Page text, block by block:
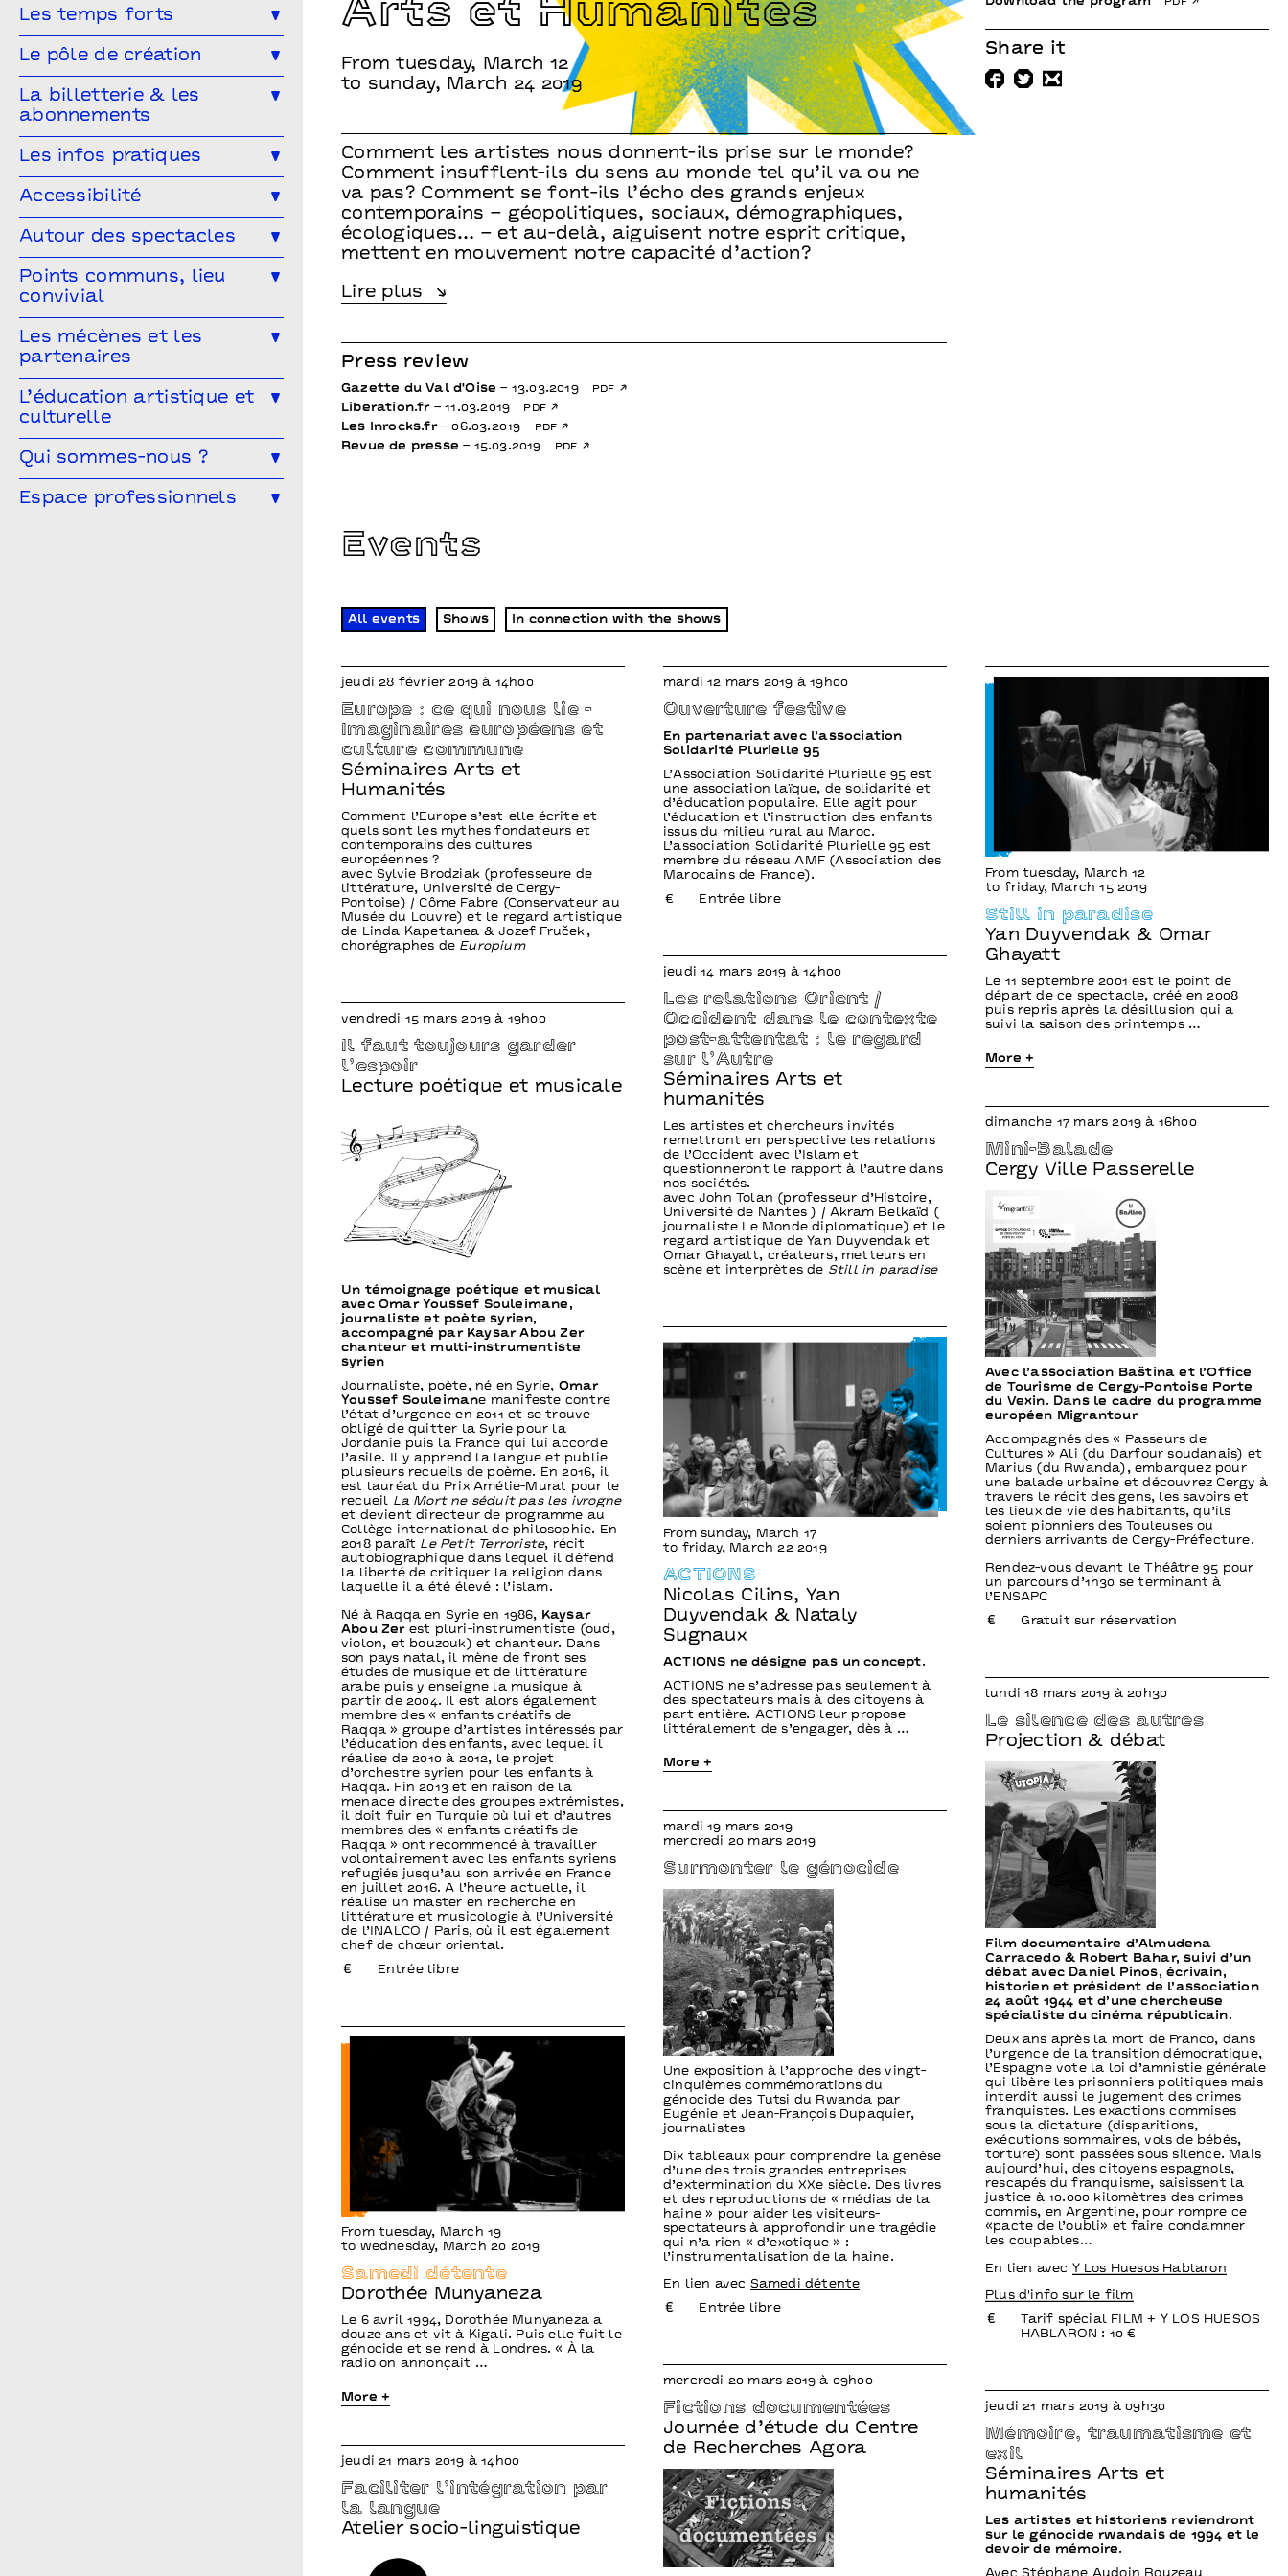
Toute la saison Théâtre
Cirque Magie Espace public
Projet participatif
En famille Ateliers
Les temps forts
Génération(s) - Saison #9
Projet participatif : Deblozay
Le pôle de création
Ailleurs & Ici • PIPD
Artistes en résidence 2024-2027
Résidences précédentes
La billetterie & les
abonnements
Comment réserver ? Les tarifs
Vous venez en groupe ?
Les infos pratiques
Venir à Points communs
Hors-les-murs
Accessibilité
L’accessibilité pour tous·tes !
sociale ?
Autour des spectacles
Les ateliers de pratique
Les Conversations
Visitez les théâtres
Points communs, lieu
convivial
Le Mélangeur
Le Service garderie
Les mécènes et les
partenaires
Devenir mécène
Cultivons nos points communs
Les partenaires
L’éducation artistique et
culturelle
L’éducation artistique et culturelle
à Points communs
Vous êtes enseignant·e ?
Qui sommes-nous ?
L’équipe
Espace professionnels
Arts et Humanités
From tuesday, March 12
to sunday, March 24 2019
Comment les artistes nous donnent-ils prise sur le monde?
Comment insufflent-ils du sens au monde tel qu’il va ou ne
va pas? Comment se font-ils l’écho des grands enjeux
contemporains – géopolitiques, sociaux, démographiques,
écologiques… – et au-delà, aiguisent notre esprit critique,
mettent en mouvement notre capacité d’action?
Press review
Gazette du Val d'Oise – 13.03.2019
pdf
Liberation.fr– 11.03.2019
pdf
Les Inrocks.fr– 06.03.2019
pdf
Revue de presse – 15.03.2019 pdf
Download the program pdf
Share it
Events
All events Shows In connection with the shows
jeudi 28 février 2019 à 14h00
Europe : ce qui nous lie -
Imaginaires européens et
culture commune
Séminaires Arts et
Humanités
Comment l’Europe s’est-elle écrite et
quels sont les mythes fondateurs et
contemporains des cultures
européennes ?
avec Sylvie Brodziak (professeure de
littérature, Université de Cergy-
Pontoise) / Côme Fabre (Conservateur au
Musée du Louvre) et le regard artistique
de Linda Kapetanea & Jozef Fruček,
chorégraphes de Europium
mardi 12 mars 2019 à 19h00
Ouverture festive
En partenariat avec l’association
Solidarité Plurielle 95
L’Association Solidarité Plurielle 95 est
une association laïque, de solidarité et
d’éducation populaire. Elle agit pour
l’éducation et l’instruction des enfants
issus du milieu rural au Maroc.
L’association Solidarité Plurielle 95 est
membre du réseau AMF (Association des
Marocains de France).
Entrée libre
From tuesday, March 12
to friday, March 15 2019
Still in paradise
Yan Duyvendak & Omar
Ghayatt
Le 11 septembre 2001 est le point de
départ de ce spectacle, créé en 2008
puis repris après la désillusion qui a
suivi la saison des printemps …
More +
jeudi 14 mars 2019 à 14h00
Les relations Orient /
Occident dans le contexte
post-attentat : le regard
sur l’Autre
Séminaires Arts et
humanités
Les artistes et chercheurs invités
remettront en perspective les relations
de l’Occident avec l’Islam et
questionneront le rapport à l’autre dans
nos sociétés.
avec John Tolan (professeur d’Histoire,
Université de Nantes ) / Akram Belkaïd (
journaliste Le Monde diplomatique) et le
regard artistique de Yan Duyvendak et
Omar Ghayatt, créateurs, metteurs en
scène et interprètes de Still in paradise
vendredi 15 mars 2019 à 19h00
Il faut toujours garder
l’espoir
Lecture poétique et musicale
Un témoignage poétique et musical
avec Omar Youssef Souleimane,
journaliste et poète syrien,
accompagné par Kaysar Abou Zer
chanteur et multi-instrumentiste
syrien
Journaliste, poète, né en Syrie, Omar
Youssef Souleimane manifeste contre
l’état d’urgence en 2011 et se trouve
obligé de quitter la Syrie pour la
Jordanie puis la France qui lui accorde
l’asile. Il y apprend la langue et publie
plusieurs recueils de poème. En 2016, il
est lauréat du Prix Amélie-Murat pour le
recueil La Mort ne séduit pas les ivrogne
et devient directeur de programme au
Collège international de philosophie. En
2018 paraît Le Petit Terroriste, récit
autobiographique dans lequel il défend
la liberté de critiquer la religion dans
laquelle il a été élevé : l’islam.
Né à Raqqa en Syrie en 1986, Kaysar
Abou Zerest pluri-instrumentiste (oud,
violon, et bouzouk) et chanteur. Dans
son pays natal, il mène de front ses
études de musique et de littérature
arabe puis y enseigne la musique à
partir de 2004. Il est alors également
membre des « enfants créatifs de
Raqqa » groupe d’artistes intéressés par
l’éducation des enfants, avec lequel il
réalise de 2010 à 2012, le projet
d’orchestre syrien pour les enfants à
Raqqa. Fin 2013 et en raison de la
menace directe des groupes extrémistes,
il doit fuir en Turquie où lui et d’autres
membres des « enfants créatifs de
Raqqa » ont recommencé à travailler
volontairement avec les enfants syriens
refugiés jusqu’au son arrivée en France
en juillet 2016. A l’heure actuelle, il
réalise un master en recherche en
littérature et musicologie à l’Université
de l’INALCO / Paris, où il est également
chef de chœur oriental.
Entrée libre
dimanche 17 mars 2019 à 16h00
Mini-Balade
Cergy Ville Passerelle
Avec l’association Baština et l’Office
de Tourisme de Cergy-Pontoise Porte
du Vexin. Dans le cadre du programme
européen Migrantour
Accompagnés des « Passeurs de
Cultures » Ali (du Darfour soudanais) et
Marius (du Rwanda), embarquez pour
une balade urbaine et découvrez Cergy à
travers le récit des gens, les savoirs et
les lieux de vie des habitants, qu’ils
soient pionniers des Touleuses ou
derniers arrivants de Cergy-Préfecture.
Rendez-vous devant le Théâtre 95 pour
un parcours d’1h30 se terminant à
l’ENSAPC
Gratuit sur réservation
From sunday, March 17
to friday, March 22 2019
ACTIONS
Nicolas Cilins, Yan
Duyvendak & Nataly
Sugnaux
ACTIONS ne désigne pas un concept.
ACTIONS ne s’adresse pas seulement à
des spectateurs mais à des citoyens à
part entière. ACTIONS leur propose
littéralement de s’engager, dès à …
More +
lundi 18 mars 2019 à 20h30
Le silence des autres
Projection & débat
Film documentaire d’Almudena
Carracedo & Robert Bahar, suivi d’un
débat avec Daniel Pinos, écrivain,
historien et président de l’association
24 août 1944 et d’une chercheuse
spécialiste du cinéma républicain.
Deux ans après la mort de Franco, dans
l’urgence de la transition démocratique,
l’Espagne vote la loi d’amnistie générale
qui libère les prisonniers politiques mais
interdit aussi le jugement des crimes
franquistes. Les exactions commises
sous la dictature (disparitions,
exécutions sommaires, vols de bébés,
torture) sont passées sous silence. Mais
aujourd’hui, des citoyens espagnols,
rescapés du franquisme, saisissent la
justice à 10.000 kilomètres des crimes
commis, en Argentine, pour rompre ce
«pacte de l’oubli» et faire condamner
les coupables…
En lien avec Y Los Huesos Hablaron
Plus d'info sur le film
Tarif spécial FILM + Y LOS HUESOS
HABLARON : 10 €
mardi 19 mars 2019
mercredi 20 mars 2019
Surmonter le génocide
Une exposition à l’approche des vingt-
cinquièmes commémorations du
génocide des Tutsi du Rwanda par
Eugénie et Jean-François Dupaquier,
journalistes
Dix tableaux pour comprendre la genèse
d’une des trois grandes entreprises
d’extermination du XXe siècle. Des livres
et des reproductions de « médias de la
haine » pour aider les visiteurs-
spectateurs à approfondir une tragédie
qui n’a rien « d’exotique » :
l’instrumentalisation de la haine.
En lien avec Samedi détente
Entrée libre
From tuesday, March 19
to wednesday, March 20 2019
Samedi détente
Dorothée Munyaneza
Le 6 avril 1994, Dorothée Munyaneza a
douze ans et vit à Kigali. Puis elle fuit le
génocide et se rend à Londres. « À la
radio on annonçait …
More +
mercredi 20 mars 2019 à 09h00
Fictions documentées
Journée d’étude du Centre
de Recherches Agora
jeudi 21 mars 2019 à 09h30
Mémoire, traumatisme et
exil
Séminaires Arts et
humanités
Les artistes et historiens reviendront
sur le génocide rwandais de 1994 et le
devoir de mémoire.
jeudi 21 mars 2019 à 14h00
Faciliter l’intégration par
la langue
Atelier socio-linguistique